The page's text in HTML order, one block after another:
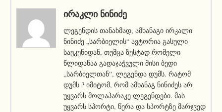
ᲘᲠᲐᲙᲚᲘ ᲜᲘᲜᲘᲫᲔ
ლეგენდის თანახმად, ამხანაგი ირკალი
ნინიძე „სარბიელის“ ავტორია გასული
საუკუნიდან, თუმცა ზუსტად რომელი
წლიდანაა გადაჯაჭვული მისი ბედი
„სარბიელთან“, ლეგენდა დუმს. რატომ
დუმს ? იმიტომ, რომ ამხანაგ ნინიძეს არ
უყვარს მოლაპარაკე ლეგენდები. მას
უყვარს სპორტი, წერა და სპორტზე მარჯვედ